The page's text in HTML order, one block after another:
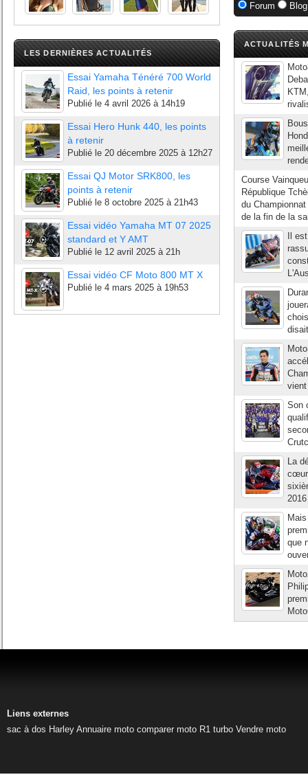
LES DERNIÈRES ACTUALITÉS
Essai Yamaha Ténéré 700 World
Raid, les points à retenir
Publié le 4 avril 2026 à 14h19
Essai Hero Hunk 440, les points
à retenir
Publié le 20 décembre 2025 à 12h27
Essai QJ Motor SRK800, les
points à retenir
Publié le 8 octobre 2025 à 21h43
Essai vidéo Yamaha MT 07 2025
standard et Y AMT
Publié le 12 avril 2025 à 21h
Essai vidéo CF Moto 800 MT X
Publié le 4 mars 2025 à 19h53
Forum
ACTUALITÉS
Course
République
du
de la fin de la
Il
Son
La
cœur
que
Liens externes
sac à dos Harley Annuaire moto comparer moto R1 turbo Vendre moto